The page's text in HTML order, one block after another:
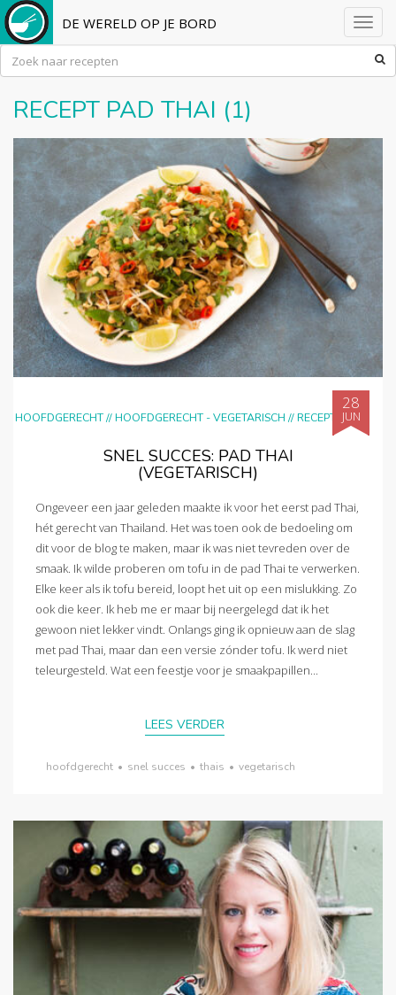
DE WERELD OP JE BORD
RECEPT PAD THAI (1)
HOOFDGERECHT//HOOFDGERECHT - VEGETARISCH //RECEPTEN
28
JUN
SNEL SUCCES: PAD THAI
(VEGETARISCH)
Ongeveer een jaar geleden maakte ik voor het eerst pad Thai,
hét gerecht van Thailand. Het was toen ook de bedoeling om
dit voor de blog te maken, maar ik was niet tevreden over de
smaak. Ik wilde proberen om tofu in de pad Thai te verwerken.
Elke keer als ik tofu bereid, loopt het uit op een mislukking. Zo
ook die keer. Ik heb me er maar bij neergelegd dat ik het
gewoon niet lekker vindt. Onlangs ging ik opnieuw aan de slag
met pad Thai, maar dan een versie zónder tofu. Ik werd niet
teleurgesteld. Wat een feestje voor je smaakpapillen...
LEES VERDER
hoofdgerecht • snel succes • thais • vegetarisch